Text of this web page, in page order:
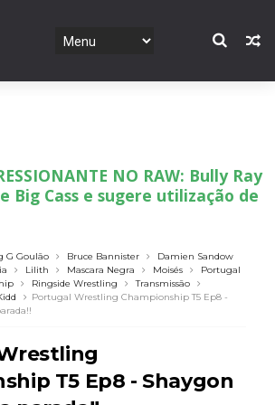
NO RAW: Bully Ray
Big Cass e sugere utilização de
NO GRAND SLAM MEXICO:
Mark Davis num brutal
2026
G Goulão Bruce Bannister
Damien Sandow
Lilith Mascara Negra Moisés
Portugal
Ringside Wrestling
Transmissão
Portugal Wrestling Championship T5 Ep8 -
T5 Ep8 - Shaygon